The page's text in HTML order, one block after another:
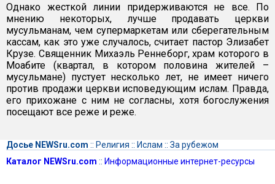
Однако жесткой линии придерживаются не все. По
мнению некоторых, лучше продавать церкви
мусульманам, чем супермаркетам или сберегательным
кассам, как это уже случалось, считает пастор Элизабет
Крузе. Священник Михаэль Реннеборг, храм которого в
Моабите (квартал, в котором половина жителей –
мусульмане) пустует несколько лет, не имеет ничего
против продажи церкви исповедующим ислам. Правда,
его прихожане с ним не согласны, хотя богослужения
посещают все реже и реже.
Досье NEWSru.com :: Религия :: Ислам :: За рубежом
Каталог NEWSru.com :: Информационные интернет-ресурсы